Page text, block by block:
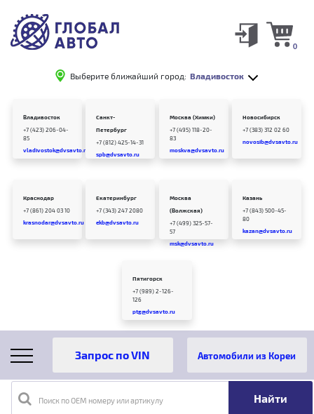
Выберите ближайший город: Владивосток
0
Владивосток
+7 (423) 206-04-
85
vladivostok@dvsavto.ru
Санкт-
Петербург
+7 (812) 425-14-31
spb@dvsavto.ru
Москва (Химки)
+7 (495) 118-20-
83
moskva@dvsavto.ru
Новосибирск
+7 (383) 312 02 60
novosib@dvsavto.ru
Краснодар
+7 (861) 204 03 10
krasnodar@dvsavto.ru
Екатеринбург
+7 (343) 247 2080
ekb@dvsavto.ru
Москва
(Волжская)
+7 (499) 325-57-
57
msk@dvsavto.ru
Казань
+7 (843) 500-45-
80
kazan@dvsavto.ru
Пятигорск
+7 (989) 2-126-
126
ptg@dvsavto.ru
Поиск по OEM номеру или артикулу
Автомобили из Кореи
Главная
Каталог товаров